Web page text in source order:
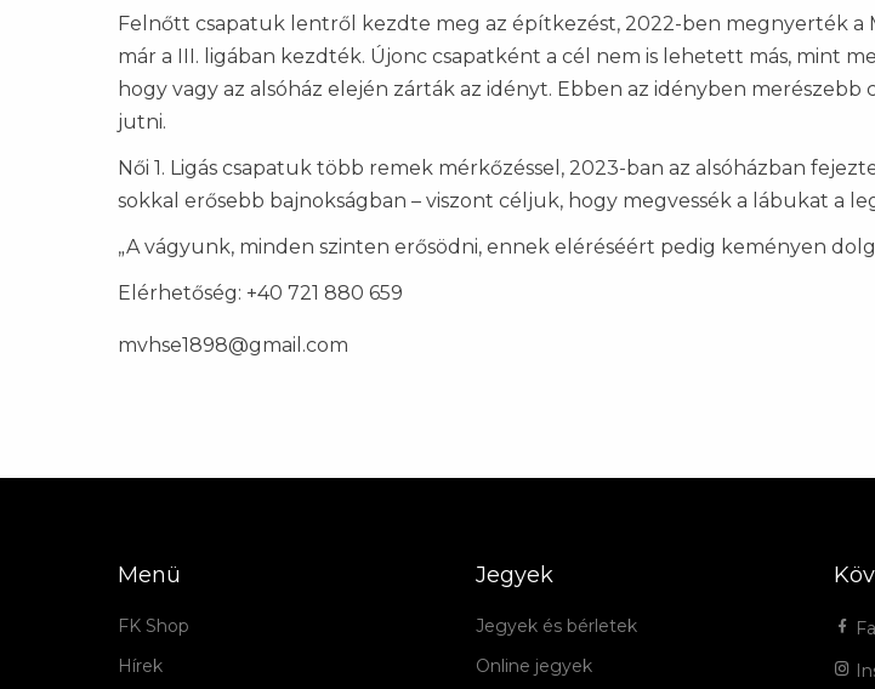
Felnőtt csapatuk lentről kezdte meg az építkezést, 2022-ben megnyerték a
már a III. ligában kezdték. Újonc csapatként a cél nem is lehetett más, mint
hogy vagy az alsóház elején zárták az idényt. Ebben az idényben
jutni.
Női 1. Ligás csapatuk több remek mérkőzéssel, 2023-ban az alsóházban
sokkal erősebb bajnokságban – viszont céljuk, hogy megvessék a lábukat a
„A vágyunk, minden szinten erősödni, ennek eléréséért pedig keményen
Elérhetőség: +40 721 880 659
mvhse1898@gmail.com
Menü
FK Shop
Hírek
Jegyek
Jegyek és bérletek
Online jegyek